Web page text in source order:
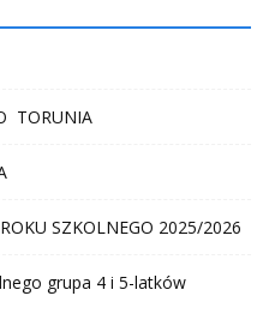
TORUNIA
SZKOLNEGO 2025/2026
grupa 4 i 5-latków